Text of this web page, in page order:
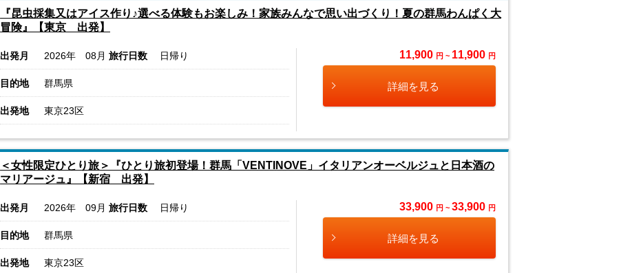
『昆虫採集又はアイス作り♪選べる体験もお楽しみ！家族みんなで思い出づくり！夏の群馬わんぱく大
冒険』【東京 出発】
出発月 2026年 08月 旅行日数 日帰り
目的地 群馬県
出発地 東京23区
11,900 円 ~ 11,900 円
詳細を見る
＜女性限定ひとり旅＞『ひとり旅初登場！群馬「VENTINOVE」イタリアンオーベルジュと日本酒の
マリアージュ』【新宿 出発】
出発月 2026年 09月 旅行日数 日帰り
目的地 群馬県
出発地 東京23区
33,900 円 ~ 33,900 円
詳細を見る